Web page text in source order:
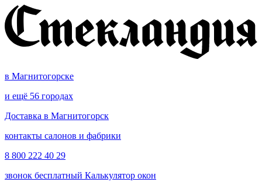
в Магнитогорске
и ещё 56 городах
Доставка в Магнитогорск
контакты салонов и фабрики
8 800 222 40 29
звонок бесплатный Калькулятор окон